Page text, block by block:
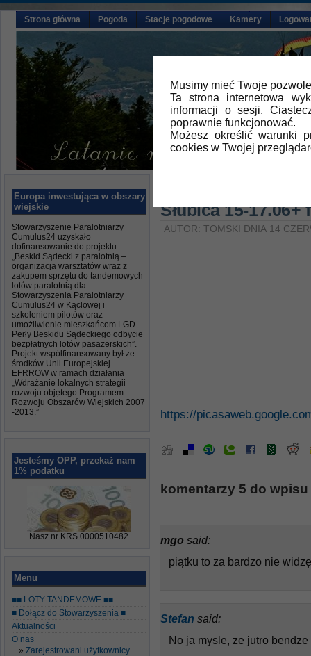
Musimy mieć Twoje
Ta strona internetowa
informacji o sesji.
poprawnie funkcjonować.
Możesz określić warunki
cookies w Twojej
Strona główna Pogoda Stacje pogodowe Kamery
Europa inwestująca w obszary
wiejskie
Stowarzyszenie Paralotniarzy
Cumulus24 uzyskało
dofinansowanie do projektu
„Beskid Sądecki z paralotnią –
organizacja warsztatów wraz z
zakupem sprzętu do tandemowych
lotów paralotnią dla
Stowarzyszenia Paralotniarzy
Cumulus24 w Kąclowej i
szkoleniem pilotów oraz
umożliwienie mieszkańcom LGD
Perły Beskidu Sądeckiego odbycie
bezpłatnych lotów pasażerskich”.
Projekt współfinansowany był ze
środków Unii Europejskiej
EFRROW w ramach działania
„Wdrażanie lokalnych strategii
rozwoju objętego Programem
Rozwoju Obszarów Wiejskich 2007
-2013.”
Jesteśmy OPP, przekaż nam
1% podatku
Nasz nr KRS 0000510482
Menu
■■ LOTY TANDEMOWE ■■
■ Dołącz do Stowarzyszenia ■
Aktualności
O nas
Zarejestrowani użytkownicy
Słubica 15-17.06+
AUTOR: TOMSKI DNIA 14
https://
komentarzy 5 do wpisu
mgo said:
piątku to za bardzo nie
Stefan said:
No ja mysle, ze jutro